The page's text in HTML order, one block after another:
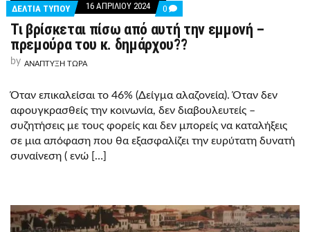
ΔΕΛΤΙΑ ΤΥΠΟΥ 16 ΑΠΡΙΛΊΟΥ 2024 0 COMMENTS
ON
ΤΙ
ΒΡΊΣΚΕΤΑΙ
ΠΊΣΩ
ΕΜΜΟΝΉ
–
ΠΡΕΜΟΎΡΑ
ΤΟΥ
Κ.
ΔΗΜΆΡΧΟΥ??
Τι βρίσκεται πίσω από αυτή την εμμονή –
πρεμούρα του κ. δημάρχου??
by ΑΝΑΠΤΥΞΗ ΤΩΡΑ
Όταν επικαλείσαι το 46% (Δείγμα αλαζονεία). Όταν δεν
αφουγκρασθείς την κοινωνία, δεν διαβουλευτείς –
συζητήσεις με τους φορείς και δεν μπορείς να καταλήξεις
σε μια απόφαση που θα εξασφαλίζει την ευρύτατη δυνατή
συναίνεση ( ενώ […]